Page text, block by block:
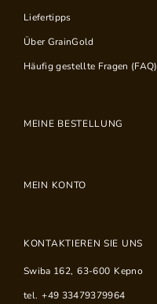
Liefertipps
Über GrainGold
Häufig gestellte Fragen (FAQ)
MEINE BESTELLUNG
MEIN KONTO
KONTAKTIEREN SIE UNS
Swiba 162, 63-600 Kepno
tel. +49 33479379964